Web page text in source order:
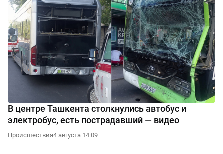
В центре Ташкента столкнулись автобус и
электробус, есть пострадавший — видео
Происшествия4 августа 14:09